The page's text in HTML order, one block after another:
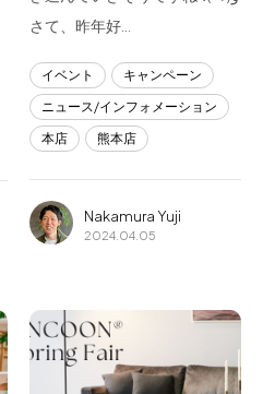
さて、昨年好…
イベント
キャンペーン
ニュース/インフォメーション
本店
熊本店
Nakamura Yuji
2024.04.05